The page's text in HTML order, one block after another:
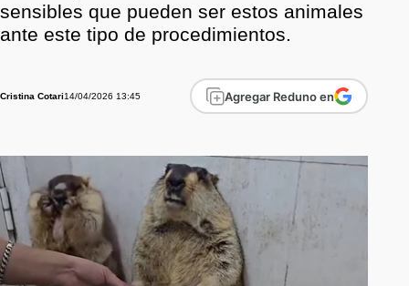
sensibles que pueden ser estos animales
ante este tipo de procedimientos.
Cristina Cotari14/04/2026 13:45 Agregar Reduno en